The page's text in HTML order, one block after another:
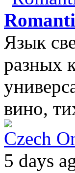
Язык
разных
вино,
Czech
5 days